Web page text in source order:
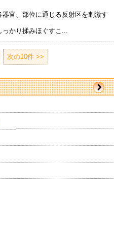
官、部位に通じる反射区を刺激す
っかり揉みほぐすこ...
次の10件 >>